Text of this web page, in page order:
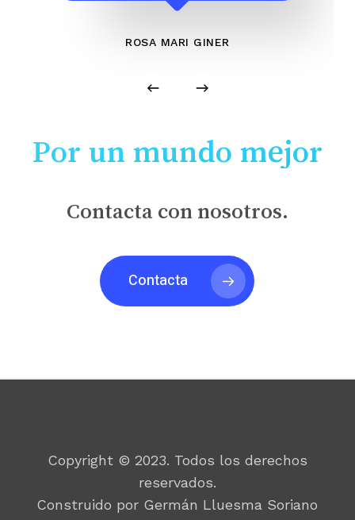
ROSA MARI GINER
Por un mundo mejor
Contacta con nosotros.
Contacta
Copyright © 2023. Todos los derechos
reservados.
Construido por Germán Lluesma Soriano